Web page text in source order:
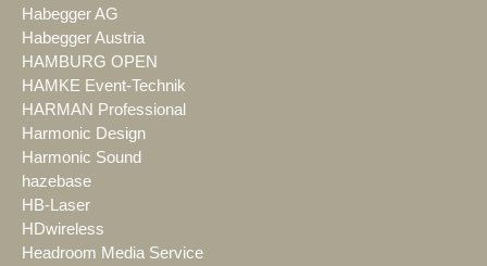
Habegger AG
Habegger Austria
HAMBURG OPEN
HAMKE Event-Technik
HARMAN Professional
Harmonic Design
Harmonic Sound
hazebase
HB-Laser
HDwireless
Headroom Media Service